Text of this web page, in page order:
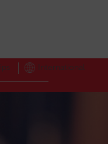
International